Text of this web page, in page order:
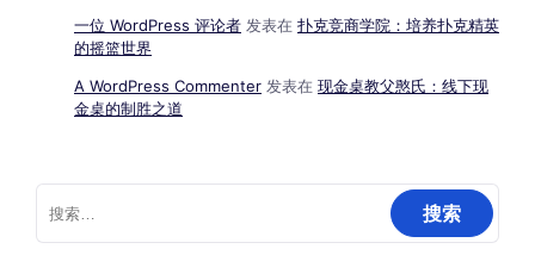
一位 WordPress 评论者 发表在 扑克竞商学院：培养扑克精英
的摇篮世界
A WordPress Commenter 发表在 现金桌教父憨氏：线下现
金桌的制胜之道
搜
索：